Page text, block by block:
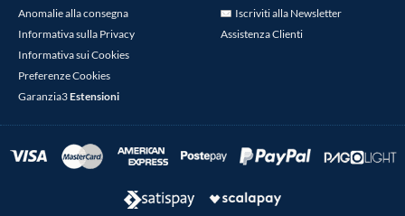
Anomalie alla consegna
Informativa sulla Privacy
Informativa sui Cookies
Preferenze Cookies
Garanzia3Estensioni
Iscriviti alla Newsletter
Assistenza Clienti